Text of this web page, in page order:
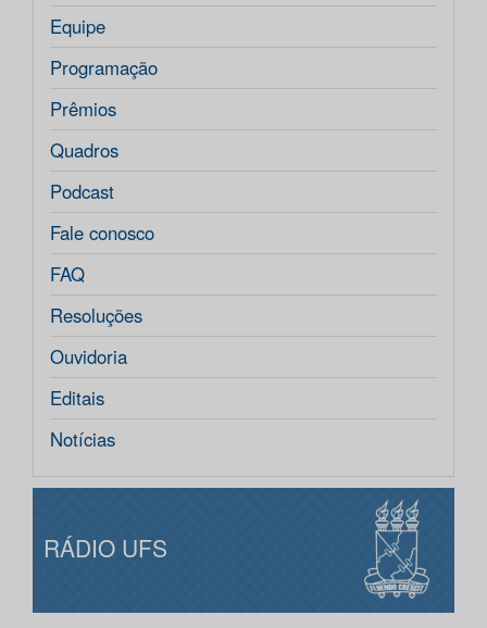
Equipe
Programação
Prêmios
Quadros
Podcast
Fale conosco
FAQ
Resoluções
Ouvidoria
Editais
Notícias
RÁDIO UFS